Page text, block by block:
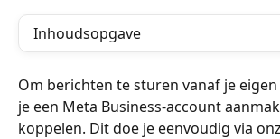
Inhoudsopgave
Om berichten te sturen vanaf je
je een Meta Business-account
koppelen. Dit doe je eenvoudig via